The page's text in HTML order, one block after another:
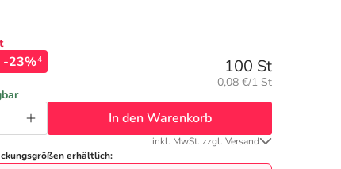
-23%4 100 St
Grundpreis:
0,08 €/1 St
In den Warenkorb
inkl. MwSt. zzgl. Versand
erhältlich: